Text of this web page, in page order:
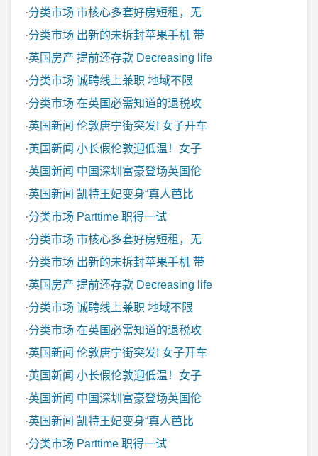
·分类市场 市核心多套好房短租，无
·分类市场 出新的未拆封苹果手机 带
·英国房产 提前还存款 Decreasing life
·分类市场 诚聘线上兼职 地域不限
·分类市场 在英国必需知道的退税攻
·英国新闻 伦敦唐宁街突发! 女子开车
·英国新闻 小长假伦敦迎低温！女子
·英国新闻 中国深圳富豪登场英国伦
·英国新闻 凯特王妃变身“真人芭比
·分类市场 Parttime 职得一试
·分类市场 市核心多套好房短租，无
·分类市场 出新的未拆封苹果手机 带
·英国房产 提前还存款 Decreasing life
·分类市场 诚聘线上兼职 地域不限
·分类市场 在英国必需知道的退税攻
·英国新闻 伦敦唐宁街突发! 女子开车
·英国新闻 小长假伦敦迎低温！女子
·英国新闻 中国深圳富豪登场英国伦
·英国新闻 凯特王妃变身“真人芭比
·分类市场 Parttime 职得一试